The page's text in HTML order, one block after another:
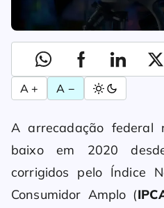
A + A −
A arrecadação federal
baixo em 2020
corrigidos pelo Índice
Consumidor Amplo (